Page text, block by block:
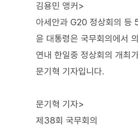
김용민 앵커>
아세안과 G20 정상회의 등
윤 대통령은 국무회의에서
연내 한일중 정상회의 개최
문기혁 기자입니다.
문기혁 기자>
제38회 국무회의